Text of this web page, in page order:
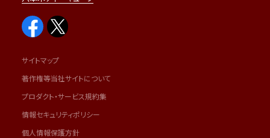
サイトマップ
著作権等当社サイトについて
プロダクト・サービス規約集
情報セキュリティポリシー
個人情報保護方針